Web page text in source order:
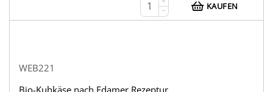
−
KAUFEN
WEB221